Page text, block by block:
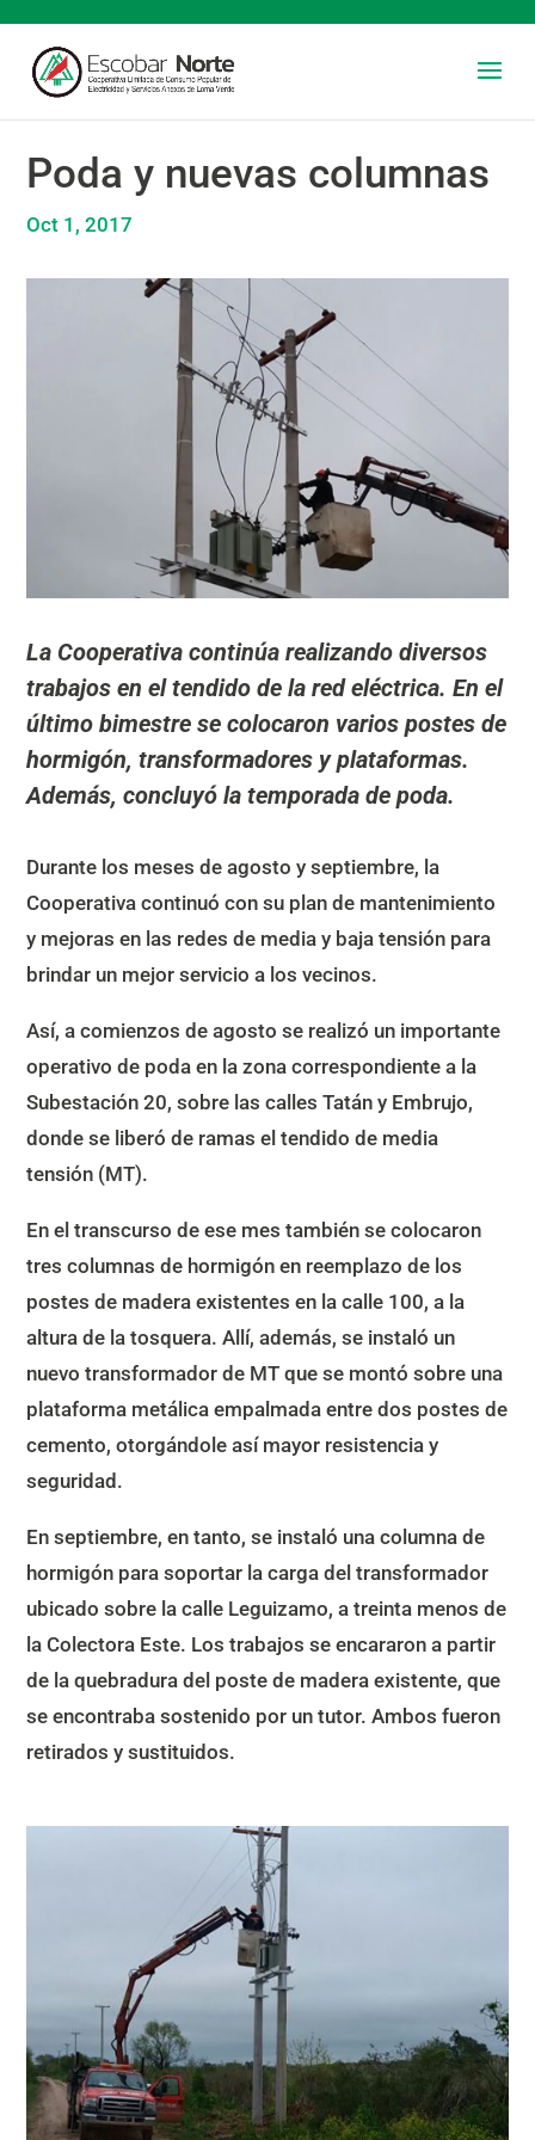
Poda y nuevas columnas
Oct 1, 2017
La Cooperativa continúa realizando diversos
trabajos en el tendido de la red eléctrica. En el
último bimestre se colocaron varios postes de
hormigón, transformadores y plataformas.
Además, concluyó la temporada de poda.
Durante los meses de agosto y septiembre, la
Cooperativa continuó con su plan de mantenimiento
y mejoras en las redes de media y baja tensión para
brindar un mejor servicio a los vecinos.
Así, a comienzos de agosto se realizó un importante
operativo de poda en la zona correspondiente a la
Subestación 20, sobre las calles Tatán y Embrujo,
donde se liberó de ramas el tendido de media
tensión (MT).
En el transcurso de ese mes también se colocaron
tres columnas de hormigón en reemplazo de los
postes de madera existentes en la calle 100, a la
altura de la tosquera. Allí, además, se instaló un
nuevo transformador de MT que se montó sobre una
plataforma metálica empalmada entre dos postes de
cemento, otorgándole así mayor resistencia y
seguridad.
En septiembre, en tanto, se instaló una columna de
hormigón para soportar la carga del transformador
ubicado sobre la calle Leguizamo, a treinta menos de
la Colectora Este. Los trabajos se encararon a partir
de la quebradura del poste de madera existente, que
se encontraba sostenido por un tutor. Ambos fueron
retirados y sustituidos.